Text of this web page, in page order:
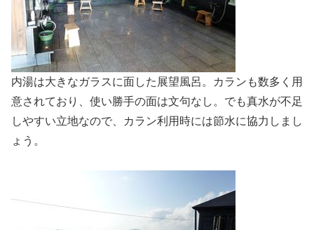
内湯は大きなガラスに面した展望風呂。カランも数多く用
意されており、使い勝手の面は文句なし。でも真水が不足
しやすい立地なので、カラン利用時には節水に協力しまし
ょう。